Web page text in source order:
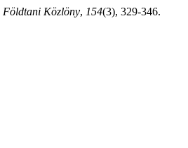
Földtani Közlöny, 154(3), 329-346.